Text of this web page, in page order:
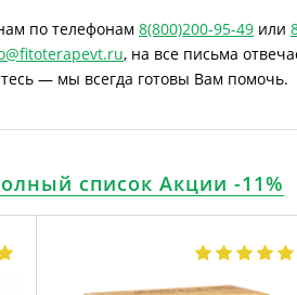
по телефонам 8(800)200-95-49 или
, на все письма
— мы всегда готовы Вам помочь.
список Акции -11%